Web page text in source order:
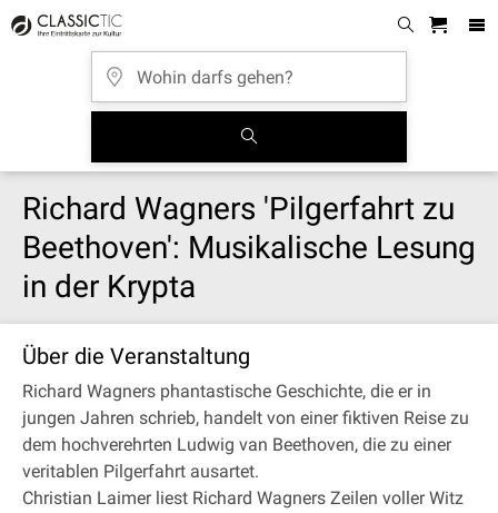
Richard Wagners 'Pilgerfahrt zu
Beethoven': Musikalische Lesung
in der Krypta
Über die Veranstaltung
Richard Wagners phantastische Geschichte, die er in
jungen Jahren schrieb, handelt von einer fiktiven Reise zu
dem hochverehrten Ludwig van Beethoven, die zu einer
veritablen Pilgerfahrt ausartet.
Christian Laimer liest Richard Wagners Zeilen voller Witz